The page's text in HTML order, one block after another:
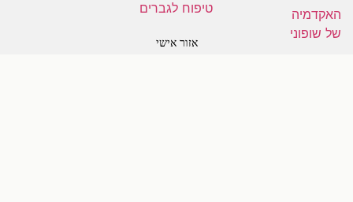
אזור אישי